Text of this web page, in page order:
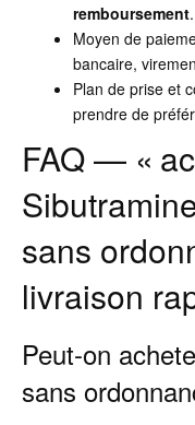
remboursement.
Moyen de
bancaire,
Plan de prise et
prendre de
FAQ — «
sans
livraison
Peut-on
sans